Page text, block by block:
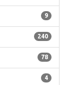
9
240
78
4